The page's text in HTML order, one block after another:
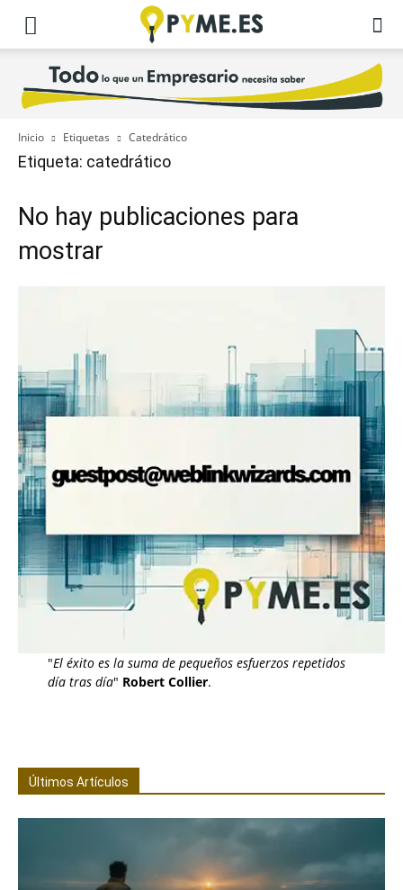
Inicio Etiquetas Catedrático
Etiqueta: catedrático
No hay publicaciones para
mostrar
"El éxito es la suma de pequeños esfuerzos repetidos
día tras día" Robert Collier.
Últimos Artículos